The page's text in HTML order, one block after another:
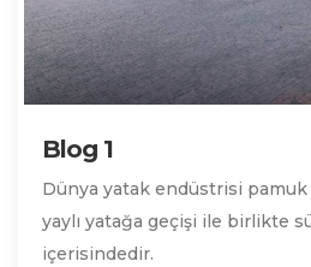
Blog 1
Dünya yatak endüstrisi
yaylı yatağa geçişi ile birlikte
içerisindedir.